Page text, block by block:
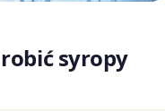
syropy